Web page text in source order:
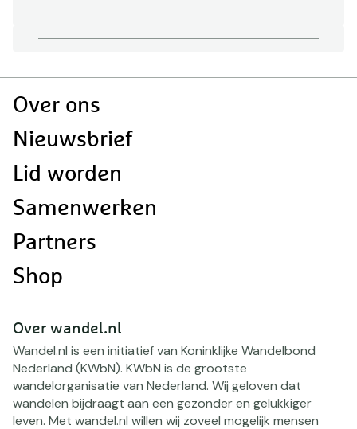
Doormat
Over ons
Nieuwsbrief
Lid worden
Samenwerken
Partners
Shop
Over wandel.nl
Wandel.nl is een initiatief van Koninklijke Wandelbond
Nederland (KWbN). KWbN is de grootste
wandelorganisatie van Nederland. Wij geloven dat
wandelen bijdraagt aan een gezonder en gelukkiger
leven. Met wandel.nl willen wij zoveel mogelijk mensen